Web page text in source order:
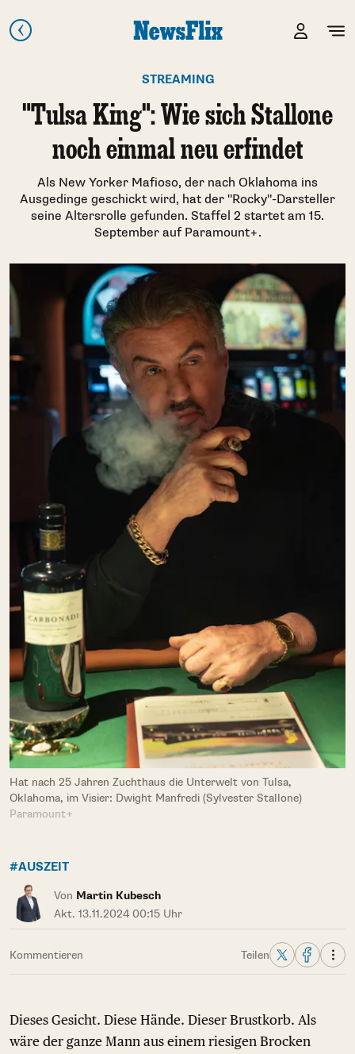
STREAMING
"Tulsa King": Wie sich Stallone
noch einmal neu erfindet
Als New Yorker Mafioso, der nach Oklahoma ins
Ausgedinge geschickt wird, hat der "Rocky"-Darsteller
seine Altersrolle gefunden. Staffel 2 startet am 15.
September auf Paramount+.
Hat nach 25 Jahren Zuchthaus die Unterwelt von Tulsa,
Oklahoma, im Visier: Dwight Manfredi (Sylvester Stallone)
Paramount+
#AUSZEIT
Von Martin Kubesch
Akt. 13.11.2024 00:15 Uhr
Kommentieren Teilen
Dieses Gesicht. Diese Hände. Dieser Brustkorb. Als
wäre der ganze Mann aus einem riesigen Brocken